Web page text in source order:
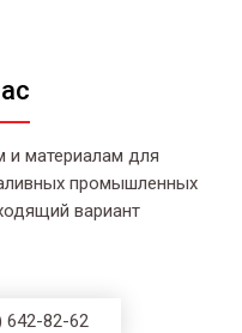
и материалам для
промышленных
вариант
642-82-62